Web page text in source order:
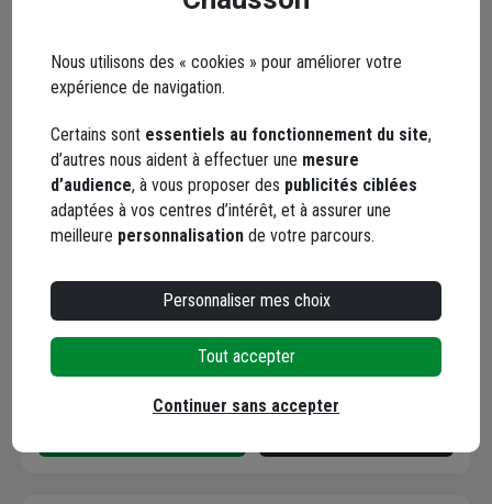
Bloqueur pour panneau
et poteau de clôture
Dirickx Axor - PVC noir -
sachet de 10
12,05 €
Trouver du stock en agence
Nous utilisons des « cookies » pour améliorer votre
expérience de navigation.
Certains sont essentiels au fonctionnement du site,
d’autres nous aident à effectuer une mesure
d’audience, à vous proposer des publicités ciblées
adaptées à vos centres d’intérêt, et à assurer une
meilleure personnalisation de votre parcours.
Personnaliser mes choix
Tout accepter
Continuer sans accepter